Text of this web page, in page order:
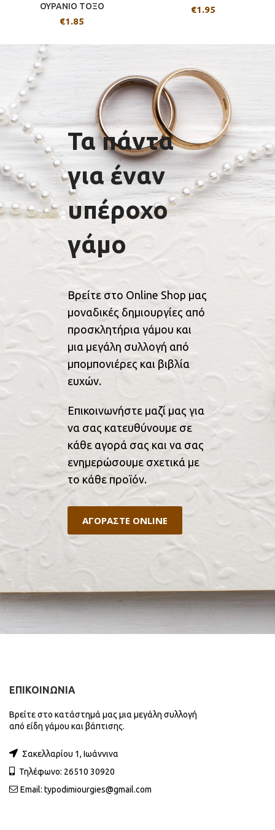
ΟΥΡΑΝΙΟ ΤΟΞΟ
€1.85
€1.95
Τα πάντα
για έναν
υπέροχο
γάμο
Βρείτε στο Online Shop μας
μοναδικές δημιουργίες από
προσκλητήρια γάμου και
μια μεγάλη συλλογή από
μπομπονιέρες και βιβλία
ευχών.
Επικοινωνήστε μαζί μας για
να σας κατευθύνουμε σε
κάθε αγορά σας και να σας
ενημερώσουμε σχετικά με
το κάθε προϊόν.
ΑΓΟΡΑΣΤΕ ONLINE
ΕΠΙΚΟΙΝΩΝΙΑ
Βρείτε στο κατάστημά μας μια μεγάλη συλλογή
από είδη γάμου και βάπτισης.
Σακελλαρίου 1, Ιωάννινα
Τηλέφωνο: 26510 30920
Email: typodimiourgies@gmail.com